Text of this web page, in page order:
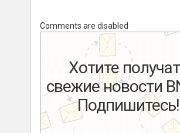
Comments are disabled
Хотите
свежие новости
Подпишитесь!